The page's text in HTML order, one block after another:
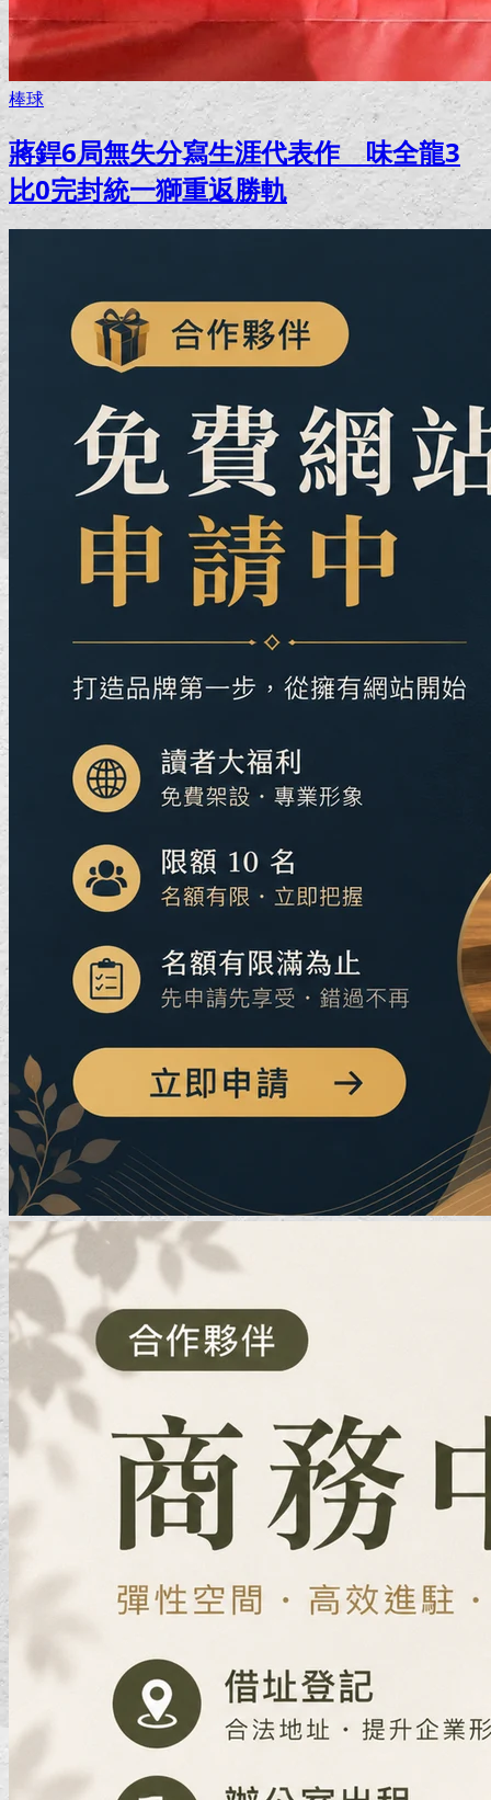
棒球
蔣銲6局無失分寫生涯代表作 味全龍3
比0完封統一獅重返勝軌